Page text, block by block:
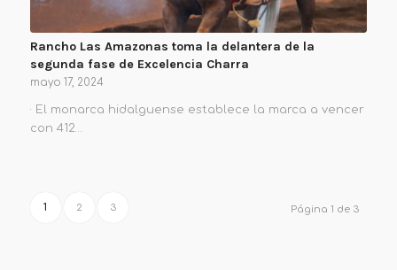
Rancho Las Amazonas toma la delantera de la
segunda fase de Excelencia Charra
mayo 17, 2024
· El monarca hidalguense establece la marca a vencer
con 412…
Página 1 de 3
1 2 3